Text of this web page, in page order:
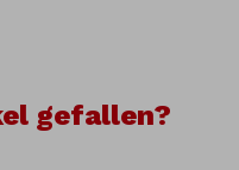
gefallen?